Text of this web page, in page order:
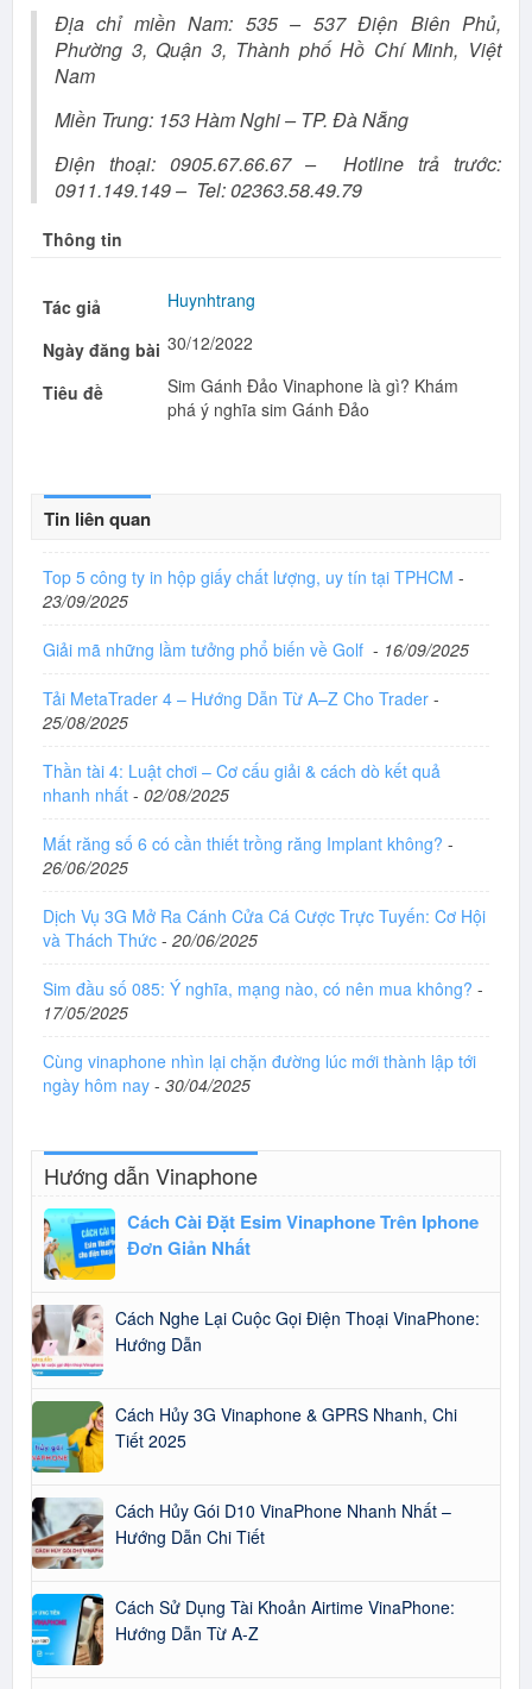
Địa chỉ miền Nam: 535 – 537 Điện Biên Phủ,
Phường 3, Quận 3, Thành phố Hồ Chí Minh, Việt
Nam
Miền Trung: 153 Hàm Nghi – TP. Đà Nẵng
Điện thoại: 0905.67.66.67 – Hotline trả trước:
0911.149.149 – Tel: 02363.58.49.79
Thông tin
Tác giả Huynhtrang
Ngày đăng bài 30/12/2022
Tiêu đề
Sim Gánh Đảo Vinaphone là gì? Khám
phá ý nghĩa sim Gánh Đảo
Tin liên quan
Top 5 công ty in hộp giấy chất lượng, uy tín tại TPHCM -
23/09/2025
Giải mã những lầm tưởng phổ biến về Golf - 16/09/2025
Tải MetaTrader 4 – Hướng Dẫn Từ A–Z Cho Trader -
25/08/2025
Thần tài 4: Luật chơi – Cơ cấu giải & cách dò kết quả
nhanh nhất - 02/08/2025
Mất răng số 6 có cần thiết trồng răng Implant không? -
26/06/2025
Dịch Vụ 3G Mở Ra Cánh Cửa Cá Cược Trực Tuyến: Cơ Hội
và Thách Thức - 20/06/2025
Sim đầu số 085: Ý nghĩa, mạng nào, có nên mua không? -
17/05/2025
Cùng vinaphone nhìn lại chặn đường lúc mới thành lập tới
ngày hôm nay - 30/04/2025
Hướng dẫn Vinaphone
Cách Cài Đặt Esim Vinaphone Trên Iphone
Đơn Giản Nhất
Cách Nghe Lại Cuộc Gọi Điện Thoại VinaPhone:
Hướng Dẫn
Cách Hủy 3G Vinaphone & GPRS Nhanh, Chi
Tiết 2025
Cách Hủy Gói D10 VinaPhone Nhanh Nhất –
Hướng Dẫn Chi Tiết
Cách Sử Dụng Tài Khoản Airtime VinaPhone:
Hướng Dẫn Từ A-Z